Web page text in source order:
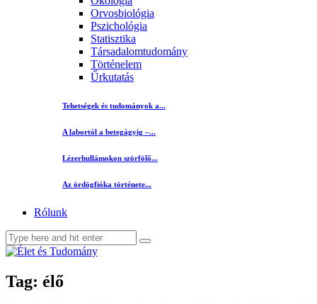
Orvosbiológia
Pszichológia
Statisztika
Társadalomtudomány
Történelem
Űrkutatás
Tehetségek és tudományok a...
A labortól a betegágyig –...
Lézerhullámokon szörfölő...
Az ördögfióka története...
Rólunk
Tag: élő